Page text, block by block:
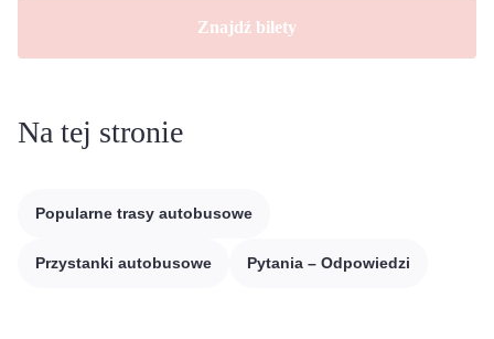
Znajdź bilety
Na tej stronie
Popularne trasy autobusowe
Przystanki autobusowe Pytania – Odpowiedzi